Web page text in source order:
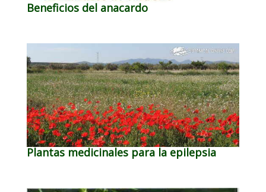
Beneficios del anacardo
Plantas medicinales para la epilepsia